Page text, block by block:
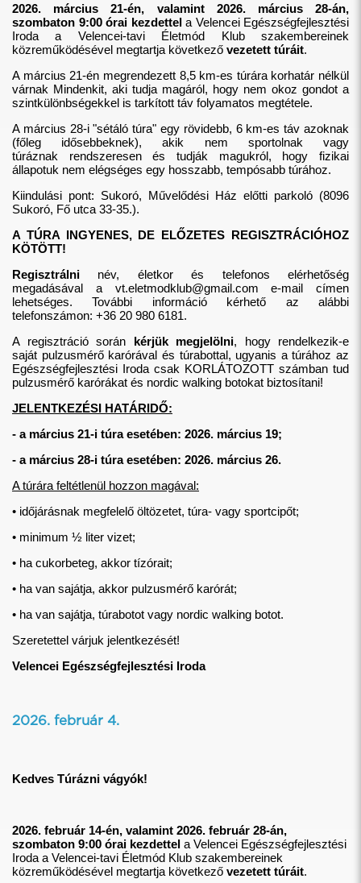
2026. március 21-én, valamint 2026. március 28-án,
szombaton 9:00 órai kezdettela Velencei Egészségfejlesztési
Iroda a Velencei-tavi Életmód Klub szakembereinek
közreműködésével megtartja következő vezetett túráit.
A március 21-én megrendezett 8,5 km-es túrára korhatár nélkül
várnak Mindenkit, aki tudja magáról, hogy nem okoz gondot a
szintkülönbségekkel is tarkított táv folyamatos megtétele.
A március 28-i "sétáló túra" egy rövidebb, 6 km-es táv azoknak
(főleg idősebbeknek), akik nem sportolnak vagy
túráznak rendszeresen és tudják magukról, hogy fizikai
állapotuk nem elégséges egy hosszabb, tempósabb túrához.
Kiindulási pont: Sukoró, Művelődési Ház előtti parkoló (8096
Sukoró, Fő utca 33-35.).
A TÚRA INGYENES, DE ELŐZETES REGISZTRÁCIÓHOZ
KÖTÖTT!
Regisztrálni név, életkor és telefonos elérhetőség
megadásával a vt.eletmodklub@gmail.com e-mail címen
lehetséges. További információ kérhető az alábbi
telefonszámon: +36 20 980 6181.
A regisztráció során kérjük megjelölni, hogy rendelkezik-e
saját pulzusmérő karórával és túrabottal, ugyanis a túrához az
Egészségfejlesztési Iroda csak KORLÁTOZOTT számban tud
pulzusmérő karórákat és nordic walking botokat biztosítani!
JELENTKEZÉSI HATÁRIDŐ:
- a március 21-i túra esetében: 2026. március 19;
- a március 28-i túra esetében: 2026. március 26.
A túrára feltétlenül hozzon magával:
• időjárásnak megfelelő öltözetet, túra- vagy sportcipőt;
• minimum ½ liter vizet;
• ha cukorbeteg, akkor tízórait;
• ha van sajátja, akkor pulzusmérő karórát;
• ha van sajátja, túrabotot vagy nordic walking botot.
Szeretettel várjuk jelentkezését!
Velencei Egészségfejlesztési Iroda
2026. február 4.
Kedves Túrázni vágyók!
2026. február 14-én, valamint 2026. február 28-án,
szombaton 9:00 órai kezdettel a Velencei Egészségfejlesztési
Iroda a Velencei-tavi Életmód Klub szakembereinek
közreműködésével megtartja következő vezetett túráit.